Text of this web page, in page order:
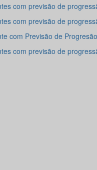
com previsão de
com previsão de
com Previsão de
com previsão de